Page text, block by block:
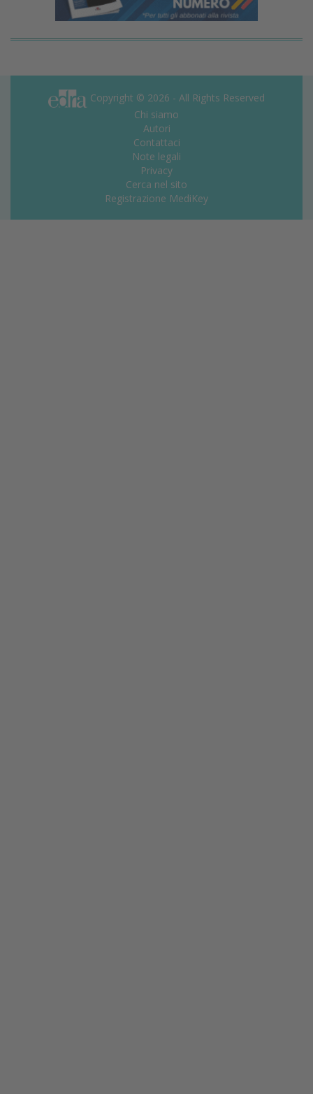
Copyright © 2026 - All Rights Reserved
Chi siamo
Autori
Contattaci
Note legali
Privacy
Cerca nel sito
Registrazione MediKey